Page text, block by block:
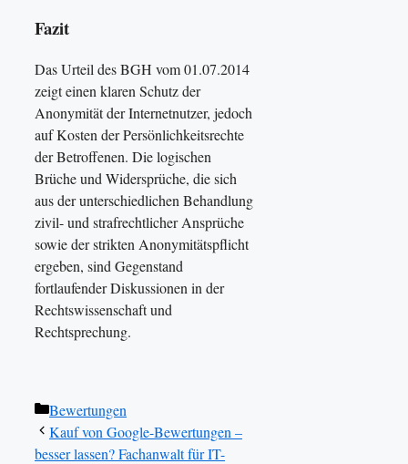
Fazit
Das Urteil des BGH vom 01.07.2014
zeigt einen klaren Schutz der
Anonymität der Internetnutzer, jedoch
auf Kosten der Persönlichkeitsrechte
der Betroffenen. Die logischen
Brüche und Widersprüche, die sich
aus der unterschiedlichen Behandlung
zivil- und strafrechtlicher Ansprüche
sowie der strikten Anonymitätspflicht
ergeben, sind Gegenstand
fortlaufender Diskussionen in der
Rechtswissenschaft und
Rechtsprechung.
Kategorien
Bewertungen
Kauf von Google-Bewertungen –
besser lassen? Fachanwalt für IT-